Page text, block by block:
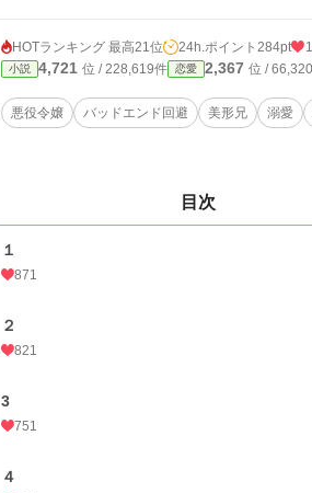
HOTランキング 最高21位 24h.ポイント 284pt
小説 4,721 位 / 228,619件 恋愛 2,367 位 /
悪役令嬢 バッドエンド回避 美形兄 溺愛
目次
１
871
２
821
3
751
４